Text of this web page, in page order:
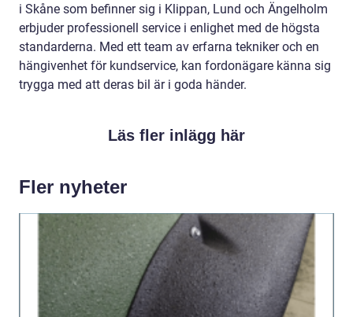
i Skåne som befinner sig i Klippan, Lund och Ängelholm
erbjuder professionell service i enlighet med de högsta
standarderna. Med ett team av erfarna tekniker och en
hängivenhet för kundservice, kan fordonägare känna sig
trygga med att deras bil är i goda händer.
Läs fler inlägg här
Fler nyheter